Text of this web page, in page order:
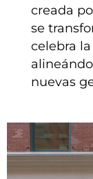
creada
se
celebra
nuevas